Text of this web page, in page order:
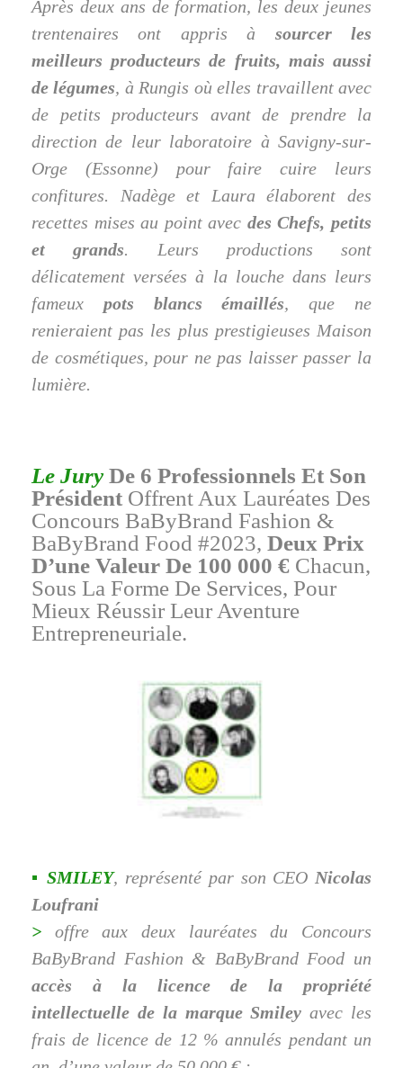
Après deux ans de formation, les deux jeunes
trentenaires ont appris à sourcer les
meilleurs producteurs de fruits, mais aussi
de légumes, à Rungis où elles travaillent avec
de petits producteurs avant de prendre la
direction de leur laboratoire à Savigny-sur-
Orge (Essonne) pour faire cuire leurs
confitures. Nadège et Laura élaborent des
recettes mises au point avec des Chefs, petits
et grands. Leurs productions sont
délicatement versées à la louche dans leurs
fameux pots blancs émaillés, que ne
renieraient pas les plus prestigieuses Maison
de cosmétiques, pour ne pas laisser passer la
lumière.
Le Jury De 6 Professionnels Et Son
Président Offrent Aux Lauréates Des
Concours BaByBrand Fashion &
BaByBrand Food #2023, Deux Prix
D’une Valeur De 100 000 € Chacun,
Sous La Forme De Services, Pour
Mieux Réussir Leur Aventure
Entrepreneuriale.
▪ SMILEY, représenté par son CEO Nicolas
Loufrani
>
offre aux deux lauréates du Concours
BaByBrand Fashion & BaByBrand Food un
accès à la licence de la propriété
intellectuelle de la marque Smiley avec les
frais de licence de 12 % annulés pendant un